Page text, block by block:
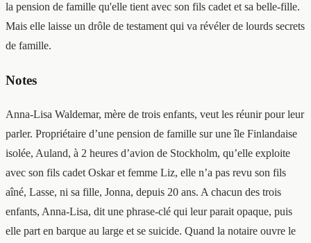
la pension de famille qu'elle tient avec son fils cadet et sa belle-fille.
Mais elle laisse un drôle de testament qui va révéler de lourds secrets
de famille.
Notes
Anna-Lisa Waldemar, mère de trois enfants, veut les réunir pour leur
parler. Propriétaire d’une pension de famille sur une île Finlandaise
isolée, Auland, à 2 heures d’avion de Stockholm, qu’elle exploite
avec son fils cadet Oskar et femme Liz, elle n’a pas revu son fils
aîné, Lasse, ni sa fille, Jonna, depuis 20 ans. A chacun des trois
enfants, Anna-Lisa, dit une phrase-clé qui leur parait opaque, puis
elle part en barque au large et se suicide. Quand la notaire ouvre le